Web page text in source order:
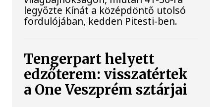
legyőzte Kínát a középdöntő utolsó
fordulójában, kedden Pitesti-ben.
Tengerpart helyett
edzőterem: visszatértek
a One Veszprém sztárjai